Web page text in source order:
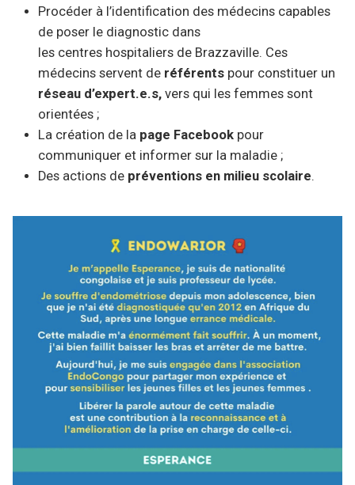
Procéder à l’identification des médecins capables
de poser le diagnostic dans
les centres hospitaliers de Brazzaville. Ces
médecins servent de référents pour constituer un
réseau d’expert.e.s, vers qui les femmes sont
orientées ;
La création de la page Facebook pour
communiquer et informer sur la maladie ;
Des actions de préventions en milieu scolaire.